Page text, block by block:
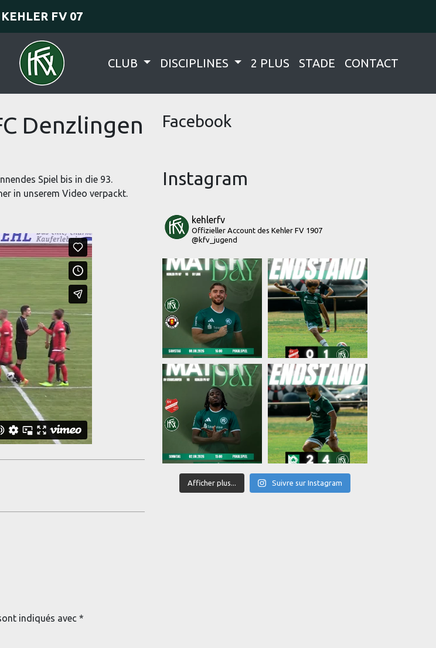
KEHLER FV 07
CLUB DISCIPLINES 2 PLUS STADE CONTACT
Denzlingen
Spiel bis in die 93.
in unserem Video verpackt.
indiqués avec *
Facebook
Instagram
kehlerfv
Offizieller Account des Kehler FV 1907
@kfv_jugend
Afficher plus... Suivre sur Instagram